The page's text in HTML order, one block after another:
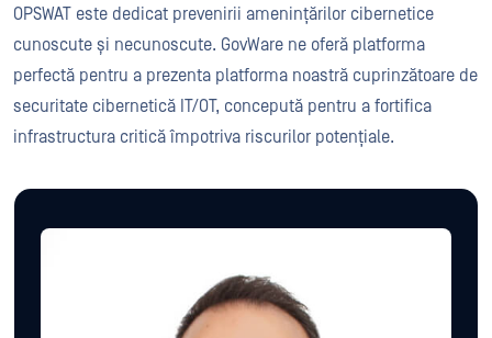
OPSWAT este dedicat prevenirii amenințărilor cibernetice
cunoscute și necunoscute. GovWare ne oferă platforma
perfectă pentru a prezenta platforma noastră cuprinzătoare de
securitate cibernetică IT/OT, concepută pentru a fortifica
infrastructura critică împotriva riscurilor potențiale.